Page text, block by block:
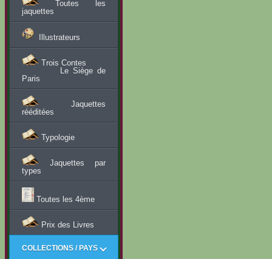
Toutes les
jaquettes
Illustrateurs
Trois Contes
Le Siège de
Paris
Jaquettes
rééditées
Typologie
Jaquettes par
types
Toutes les 4ème
Prix des Livres
COLLECTIONS / PAYS